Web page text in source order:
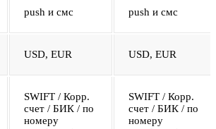
push и смс push и смс
USD, EUR USD, EUR
SWIFT / Корр.
счет / БИК / по
номеру
SWIFT / Корр.
счет / БИК / по
номеру